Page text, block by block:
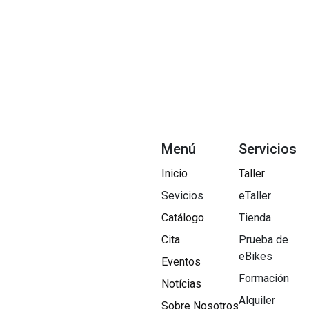
Menú
Inicio
Sevicios
Catálogo
Cita
Eventos
Notícias
Sobre Nosotros​
Servicios
Taller
eTaller
Tienda
Prueba de
eBikes
Formación
Alquiler